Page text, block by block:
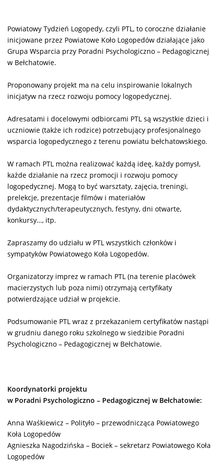
Powiatowy Tydzień Logopedy, czyli PTL, to coroczne działanie
inicjowane przez Powiatowe Koło Logopedów działające jako
Grupa Wsparcia przy Poradni Psychologiczno – Pedagogicznej
w Bełchatowie.
Proponowany projekt ma na celu inspirowanie lokalnych
inicjatyw na rzecz rozwoju pomocy logopedycznej.
Adresatami i docelowymi odbiorcami PTL są wszystkie dzieci i
uczniowie (także ich rodzice) potrzebujący profesjonalnego
wsparcia logopedycznego z terenu powiatu bełchatowskiego.
W ramach PTL można realizować każdą ideę, każdy pomysł,
każde działanie na rzecz promocji i rozwoju pomocy
logopedycznej. Mogą to być warsztaty, zajęcia, treningi,
prelekcje, prezentacje filmów i materiałów
dydaktycznych/terapeutycznych, festyny, dni otwarte,
konkursy…, itp.
Zapraszamy do udziału w PTL wszystkich członków i
sympatyków Powiatowego Koła Logopedów.
Organizatorzy imprez w ramach PTL (na terenie placówek
macierzystych lub poza nimi) otrzymają certyfikaty
potwierdzające udział w projekcie.
Podsumowanie PTL wraz z przekazaniem certyfikatów nastąpi
w grudniu danego roku szkolnego w siedzibie Poradni
Psychologiczno – Pedagogicznej w Bełchatowie.
Koordynatorki projektu
w Poradni Psychologiczno – Pedagogicznej w Bełchatowie:
Anna Waśkiewicz – Polityło – przewodnicząca Powiatowego
Koła Logopedów
Agnieszka Nagodzińska – Bociek – sekretarz Powiatowego Koła
Logopedów